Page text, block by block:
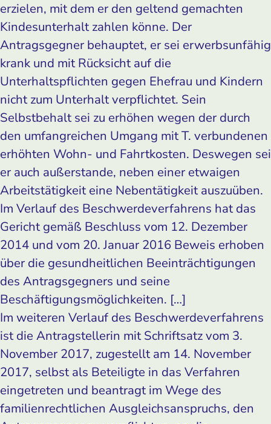
erzielen, mit dem er den geltend gemachten
Kindesunterhalt zahlen könne. Der
Antragsgegner behauptet, er sei erwerbsunfähig
krank und mit Rücksicht auf die
Unterhaltspflichten gegen Ehefrau und Kindern
nicht zum Unterhalt verpflichtet. Sein
Selbstbehalt sei zu erhöhen wegen der durch
den umfangreichen Umgang mit T. verbundenen
erhöhten Wohn- und Fahrtkosten. Deswegen sei
er auch außerstande, neben einer etwaigen
Arbeitstätigkeit eine Nebentätigkeit auszuüben.
Im Verlauf des Beschwerdeverfahrens hat das
Gericht gemäß Beschluss vom 12. Dezember
2014 und vom 20. Januar 2016 Beweis erhoben
über die gesundheitlichen Beeinträchtigungen
des Antragsgegners und seine
Beschäftigungsmöglichkeiten. […]
Im weiteren Verlauf des Beschwerdeverfahrens
ist die Antragstellerin mit Schriftsatz vom 3.
November 2017, zugestellt am 14. November
2017, selbst als Beteiligte in das Verfahren
eingetreten und beantragt im Wege des
familienrechtlichen Ausgleichsanspruchs, den